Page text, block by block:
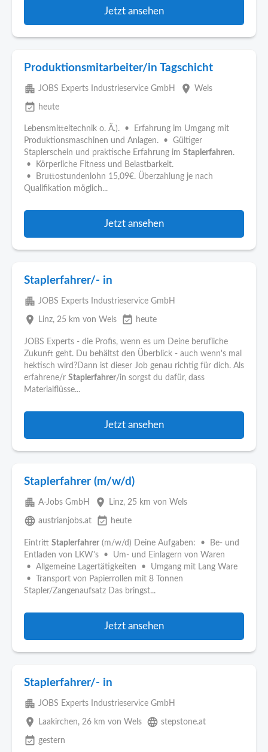
Jetzt ansehen
Produktionsmitarbeiter/in Tagschicht
apartment JOBS Experts Industrieservice GmbH place Wels
event_available heute
Lebensmitteltechnik o. Ä.). • Erfahrung im Umgang mit
Produktionsmaschinen und Anlagen. • Gültiger
Staplerschein und praktische Erfahrung im Staplerfahren.
• Körperliche Fitness und Belastbarkeit.
• Bruttostundenlohn 15,09€. Überzahlung je nach
Qualifikation möglich...
Jetzt ansehen
Staplerfahrer/- in
apartment JOBS Experts Industrieservice GmbH
place Linz, 25 km von Wels event_available heute
JOBS Experts - die Profis, wenn es um Deine berufliche
Zukunft geht. Du behältst den Überblick - auch wenn's mal
hektisch wird?Dann ist dieser Job genau richtig für dich. Als
erfahrene/r Staplerfahrer/in sorgst du dafür, dass
Materialflüsse...
Jetzt ansehen
Staplerfahrer (m/w/d)
apartment A-Jobs GmbH place Linz, 25 km von Wels
language austrianjobs.at event_available heute
Eintritt Staplerfahrer (m/w/d) Deine Aufgaben: • Be- und
Entladen von LKW's • Um- und Einlagern von Waren
• Allgemeine Lagertätigkeiten • Umgang mit Lang Ware
• Transport von Papierrollen mit 8 Tonnen
Stapler/Zangenaufsatz Das bringst...
Jetzt ansehen
Staplerfahrer/- in
apartment JOBS Experts Industrieservice GmbH
place Laakirchen, 26 km von Wels language stepstone.at
event_available gestern